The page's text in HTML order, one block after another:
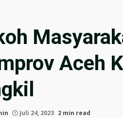
Aceh
Juli 24, 2023 2 min read